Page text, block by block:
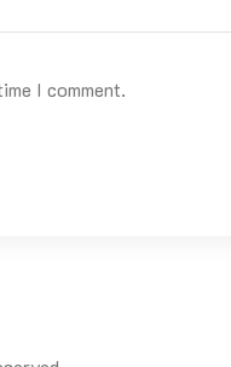
I comment.